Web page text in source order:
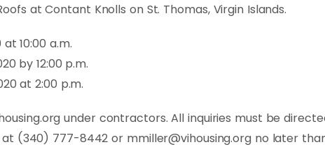
at Contant Knolls on St. Thomas, Virgin Islands.
10:00 a.m.
by 12:00 p.m.
at 2:00 p.m.
under contractors. All inquiries must be
at (340) 777-8442 or mmiller@vihousing.orgno later